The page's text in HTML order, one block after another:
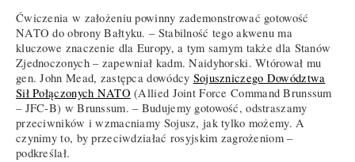
Ćwiczenia w założeniu powinny zademonstrować gotowość
NATO do obrony Bałtyku. – Stabilność tego akwenu ma
kluczowe znaczenie dla Europy, a tym samym także dla Stanów
Zjednoczonych – zapewniał kadm. Naidyhorski. Wtórował mu
gen. John Mead, zastępca dowódcy Sojuszniczego Dowództwa
Sił Połączonych NATO (Allied Joint Force Command Brunssum
– JFC-B) w Brunssum. – Budujemy gotowość, odstraszamy
przeciwników i wzmacniamy Sojusz, jak tylko możemy. A
czynimy to, by przeciwdziałać rosyjskim zagrożeniom –
podkreślał.